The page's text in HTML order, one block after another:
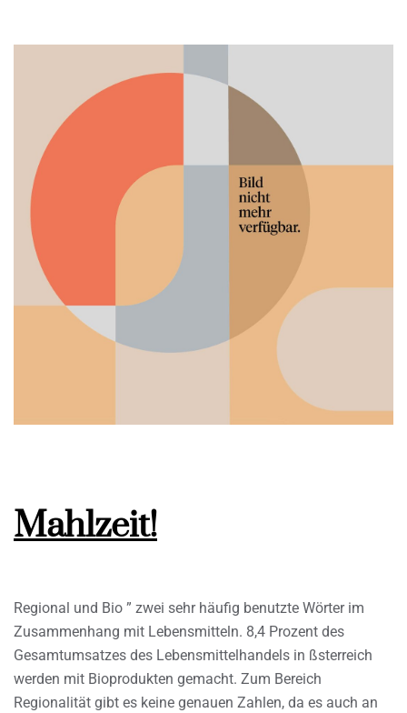
Mahlzeit!
Regional und Bio ” zwei sehr häufig benutzte Wörter im
Zusammenhang mit Lebensmitteln. 8,4 Prozent des
Gesamtumsatzes des Lebensmittelhandels in ßsterreich
werden mit Bioprodukten gemacht. Zum Bereich
Regionalität gibt es keine genauen Zahlen, da es auch an